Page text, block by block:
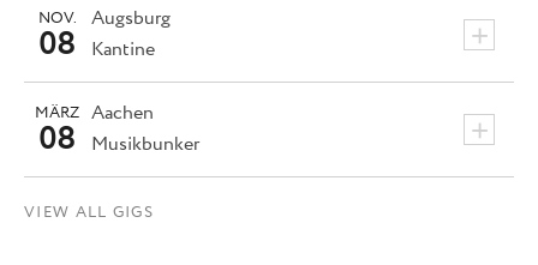
Augsburg +
NOV.
08 Kantine
Aachen +
MÄRZ
08 Musikbunker
VIEW ALL GIGS